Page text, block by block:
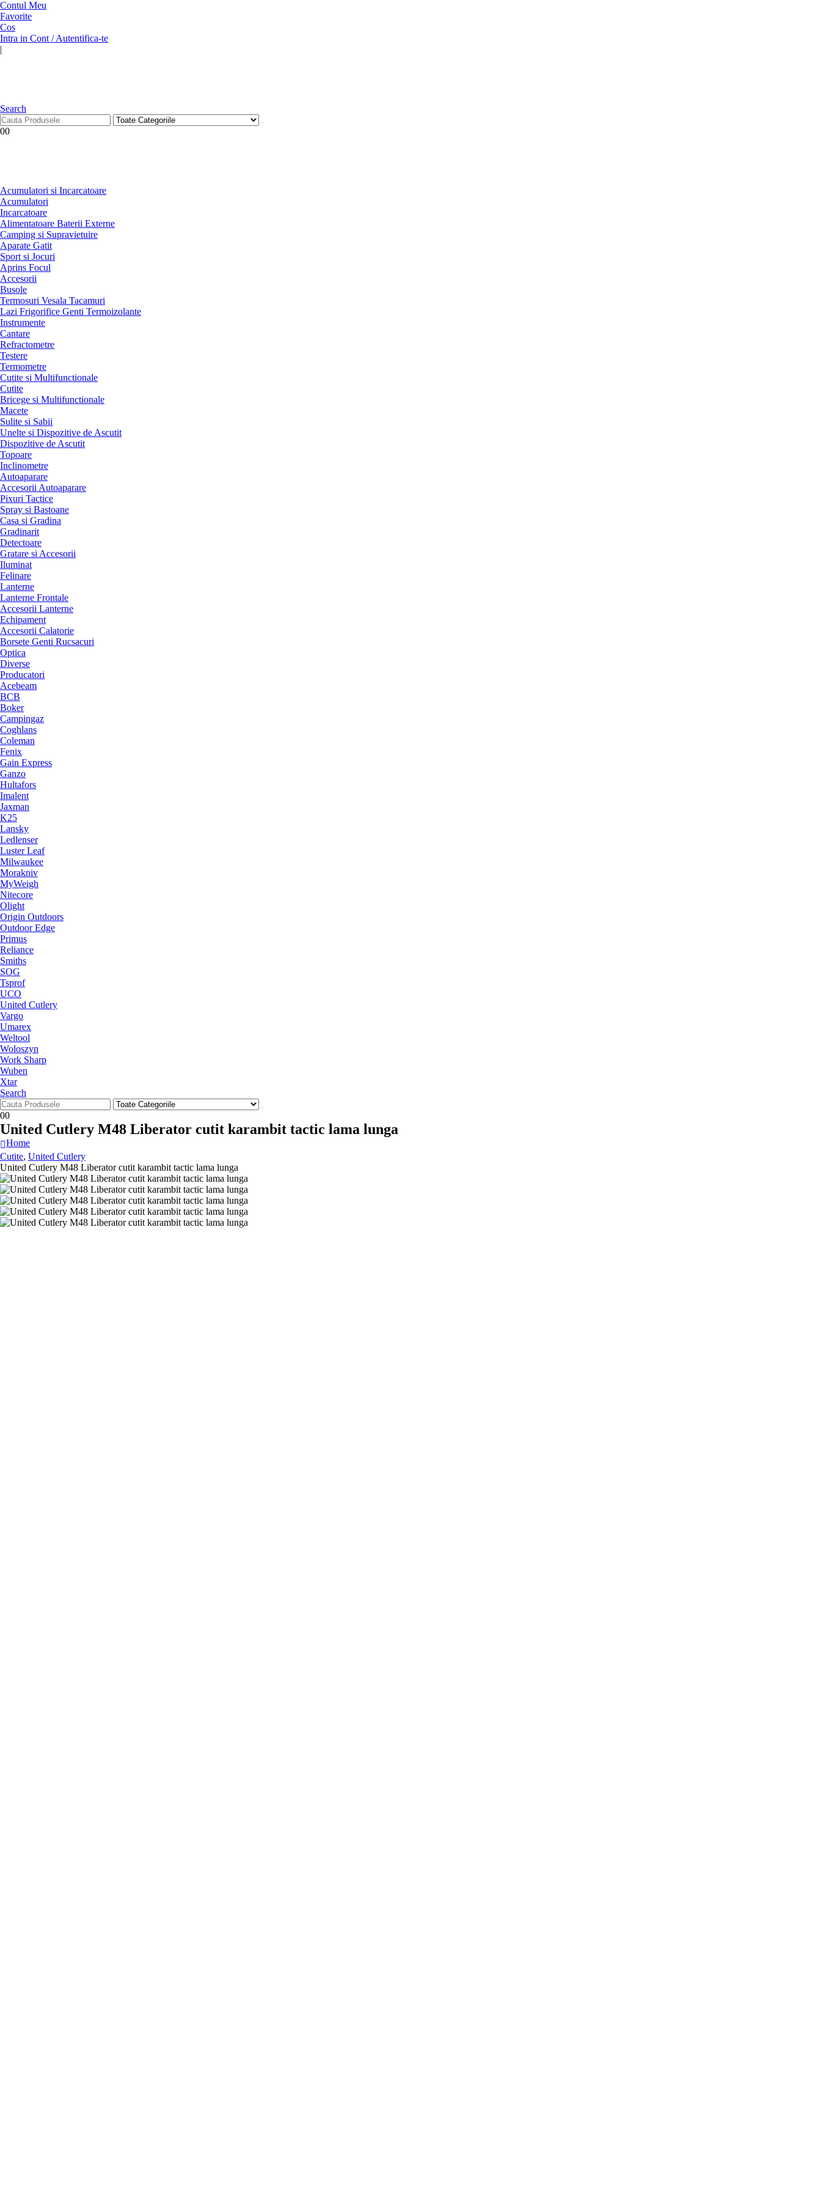
Contul Meu
Favorite
Cos
Intra in Cont / Autentifica-te
|
Search
00
Acumulatori si Incarcatoare
Acumulatori
Incarcatoare
Alimentatoare Baterii Externe
Camping si Supravietuire
Aparate Gatit
Sport si Jocuri
Aprins Focul
Accesorii
Busole
Termosuri Vesala Tacamuri
Lazi Frigorifice Genti Termoizolante
Instrumente
Cantare
Refractometre
Testere
Termometre
Cutite si Multifunctionale
Cutite
Bricege si Multifunctionale
Macete
Sulite si Sabii
Unelte si Dispozitive de Ascutit
Dispozitive de Ascutit
Topoare
Inclinometre
Autoaparare
Accesorii Autoaparare
Pixuri Tactice
Spray si Bastoane
Casa si Gradina
Gradinarit
Detectoare
Gratare si Accesorii
Iluminat
Felinare
Lanterne
Lanterne Frontale
Accesorii Lanterne
Echipament
Accesorii Calatorie
Borsete Genti Rucsacuri
Optica
Diverse
Producatori
Acebeam
BCB
Boker
Campingaz
Coghlans
Coleman
Fenix
Gain Express
Ganzo
Hultafors
Imalent
Jaxman
K25
Lansky
Ledlenser
Luster Leaf
Milwaukee
Morakniv
MyWeigh
Nitecore
Olight
Origin Outdoors
Outdoor Edge
Primus
Reliance
Smiths
SOG
Tsprof
UCO
United Cutlery
Vargo
Umarex
Weltool
Woloszyn
Work Sharp
Wuben
Xtar
Search
00
United Cutlery M48 Liberator cutit karambit tactic lama lunga
Home
Cutite, United Cutlery
United Cutlery M48 Liberator cutit karambit tactic lama lunga